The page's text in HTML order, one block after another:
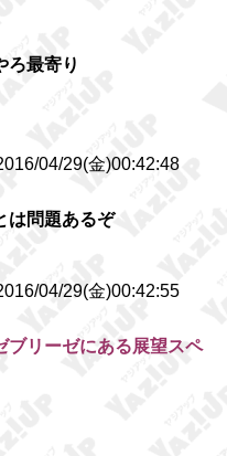
ろ最寄り
04/29(金)00:42:48
は問題あるぞ
04/29(金)00:42:55
ブリーゼにある展望スペ